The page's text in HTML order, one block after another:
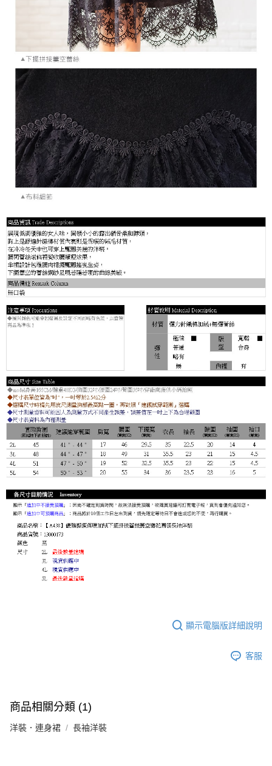
顯示電腦版詳細說明
客服
商品相關分類 (1)
洋裝．連身裙 長袖洋裝